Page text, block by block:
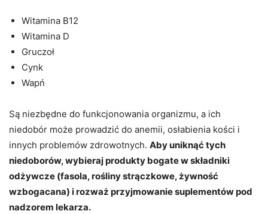
Witamina B12
Witamina D
Gruczoł
Cynk
Wapń
Są niezbędne do funkcjonowania organizmu, a ich
niedobór może prowadzić do anemii, osłabienia kości i
innych problemów zdrowotnych. Aby uniknąć tych
niedoborów, wybieraj produkty bogate w składniki
odżywcze (fasola, rośliny strączkowe, żywność
wzbogacana) i rozważ przyjmowanie suplementów pod
nadzorem lekarza.